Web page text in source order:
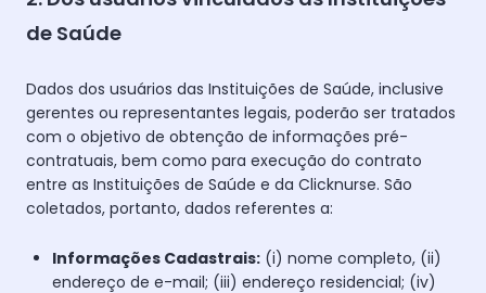
de Saúde
Dados dos usuários das Instituições de Saúde, inclusive
gerentes ou representantes legais, poderão ser tratados
com o objetivo de obtenção de informações pré-
contratuais, bem como para execução do contrato
entre as Instituições de Saúde e da Clicknurse. São
coletados, portanto, dados referentes a:
Informações Cadastrais: (i) nome completo, (ii)
endereço de e-mail; (iii) endereço residencial; (iv)